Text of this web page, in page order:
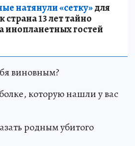
натянули «сетку»для
13 лет тайно
инопланетных гостей
виновным?
которую нашли у вас
родным убитого